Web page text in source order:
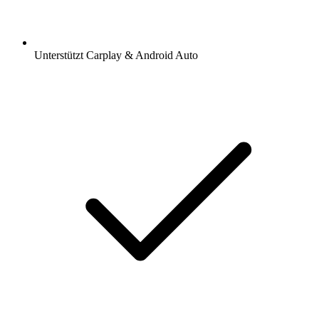
Unterstützt Carplay & Android Auto